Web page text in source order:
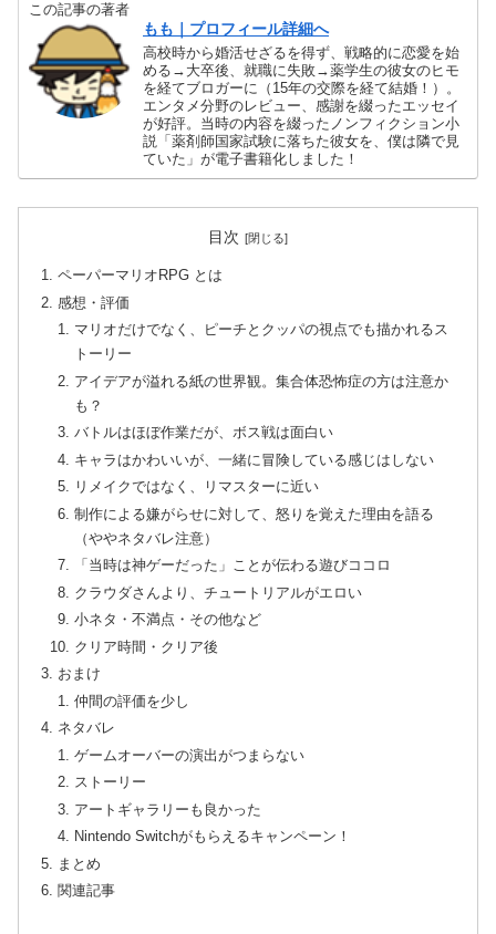
この記事の著者
もも｜プロフィール詳細へ
高校時から婚活せざるを得ず、戦略的に恋愛を始
める→大卒後、就職に失敗→薬学生の彼女のヒモ
を経てブロガーに（15年の交際を経て結婚！）。
エンタメ分野のレビュー、感謝を綴ったエッセイ
が好評。当時の内容を綴ったノンフィクション小
説「薬剤師国家試験に落ちた彼女を、僕は隣で見
ていた」が電子書籍化しました！
目次
ペーパーマリオRPG とは
感想・評価
マリオだけでなく、ピーチとクッパの視点でも描かれるス
トーリー
アイデアが溢れる紙の世界観。集合体恐怖症の方は注意か
も？
バトルはほぼ作業だが、ボス戦は面白い
キャラはかわいいが、一緒に冒険している感じはしない
リメイクではなく、リマスターに近い
制作による嫌がらせに対して、怒りを覚えた理由を語る
（ややネタバレ注意）
「当時は神ゲーだった」ことが伝わる遊びココロ
クラウダさんより、チュートリアルがエロい
小ネタ・不満点・その他など
クリア時間・クリア後
おまけ
仲間の評価を少し
ネタバレ
ゲームオーバーの演出がつまらない
ストーリー
アートギャラリーも良かった
Nintendo Switchがもらえるキャンペーン！
まとめ
関連記事